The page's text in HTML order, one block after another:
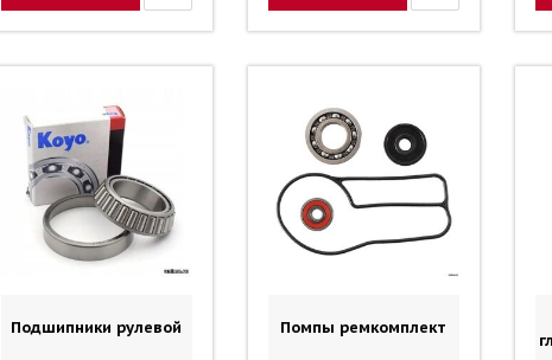
Подшипники рулевой Помпы ремкомплект